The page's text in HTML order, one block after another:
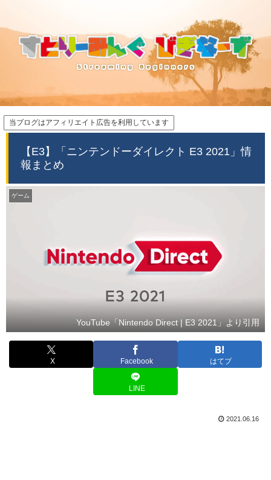
当ブログはアフィリエイト広告を利用しています
【E3】「ニンテンドーダイレクト E3 2021」情
報まとめ
ゲーム
YouTube「Nintendo Direct | E3 2021」より引用
X Facebook はてブ
LINE
2021.06.16